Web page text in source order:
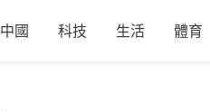
中國 科技 生活 體育